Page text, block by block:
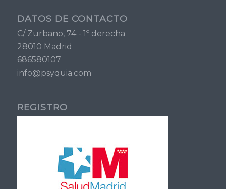
DATOS DE CONTACTO
C/ Zurbano, 74 - 1º derecha
28010 Madrid
686580107
info@psyquia.com
REGISTRO